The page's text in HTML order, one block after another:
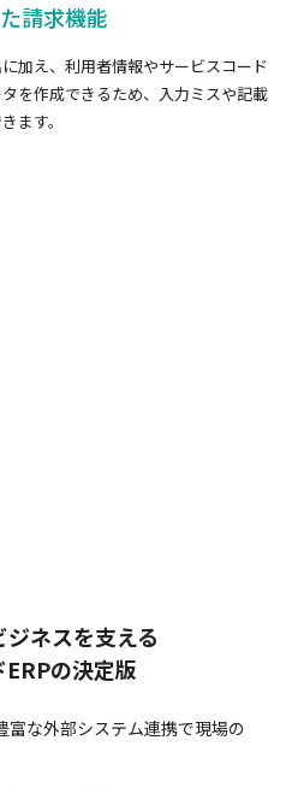
請求機能
加え、利用者情報やサービスコード
を作成できるため、入力ミスや記載
ます。
ネスを支える
の決定版
富な外部システム連携で現場の